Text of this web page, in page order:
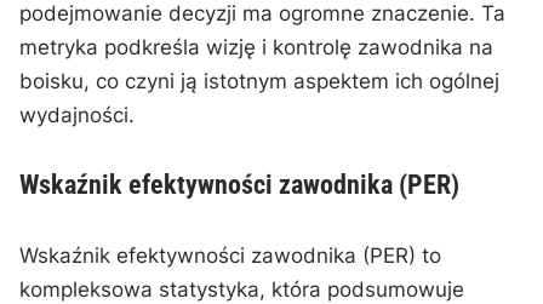
podejmowanie decyzji ma ogromne znaczenie. Ta
metryka podkreśla wizję i kontrolę zawodnika na
boisku, co czyni ją istotnym aspektem ich ogólnej
wydajności.
Wskaźnik efektywności zawodnika (PER)
Wskaźnik efektywności zawodnika (PER) to
kompleksowa statystyka, która podsumowuje